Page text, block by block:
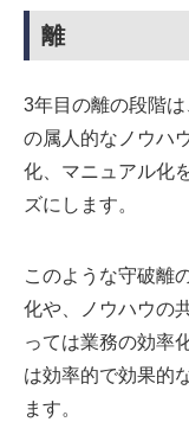
離
3年目の離の段階
の属人的なノウハ
化、マニュアル化
ズにします。
このような守破離
化や、ノウハウの
っては業務の効率
は効率的で効果的
ます。